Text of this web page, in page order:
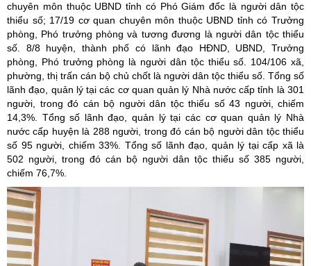
chuyên môn thuộc UBND tỉnh có Phó Giám đốc là người dân tộc
thiểu số; 17/19 cơ quan chuyên môn thuộc UBND tỉnh có Trưởng
phòng, Phó trưởng phòng và tương đương là người dân tộc thiểu
số. 8/8 huyện, thành phố có lãnh đạo HĐND, UBND, Trưởng
phòng, Phó trưởng phòng là người dân tộc thiểu số. 104/106 xã,
phường, thị trấn cán bộ chủ chốt là người dân tộc thiểu số. Tổng số
lãnh đạo, quản lý tại các cơ quan quản lý Nhà nước cấp tỉnh là 301
người, trong đó cán bộ người dân tộc thiểu số 43 người, chiếm
14,3%. Tổng số lãnh đạo, quản lý tại các cơ quan quản lý Nhà
nước cấp huyện là 288 người, trong đó cán bộ người dân tộc thiểu
số 95 người, chiếm 33%. Tổng số lãnh đạo, quản lý tại cấp xã là
502 người, trong đó cán bộ người dân tộc thiểu số 385 người,
chiếm 76,7%.